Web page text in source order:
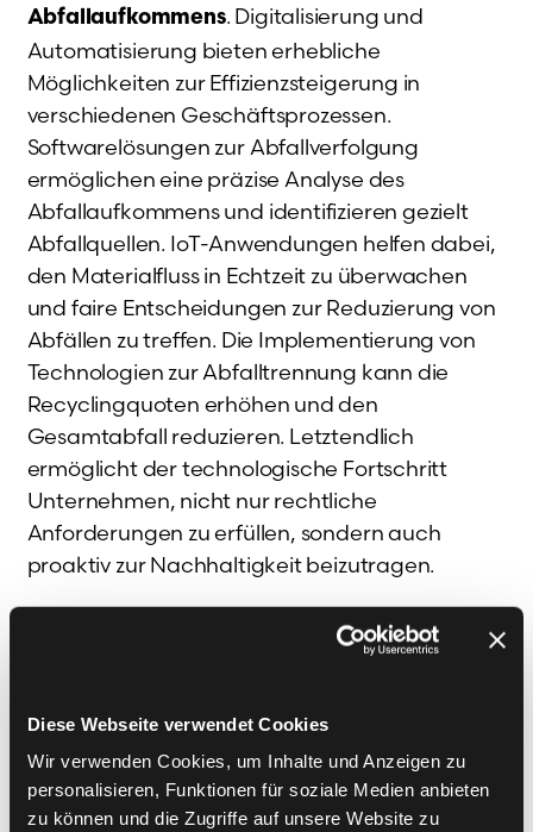
Diese Webseite verwendet Cookies
Wir verwenden Cookies, um Inhalte und Anzeigen zu
personalisieren, Funktionen für soziale Medien anbieten
zu können und die Zugriffe auf unsere Website zu
Abfallaufkommens. Digitalisierung und
Automatisierung bieten erhebliche
Möglichkeiten zur Effizienzsteigerung in
verschiedenen Geschäftsprozessen.
Softwarelösungen zur Abfallverfolgung
ermöglichen eine präzise Analyse des
Abfallaufkommens und identifizieren gezielt
Abfallquellen. IoT-Anwendungen helfen dabei,
den Materialfluss in Echtzeit zu überwachen
und faire Entscheidungen zur Reduzierung von
Abfällen zu treffen. Die Implementierung von
Technologien zur Abfalltrennung kann die
Recyclingquoten erhöhen und den
Gesamtabfall reduzieren. Letztendlich
ermöglicht der technologische Fortschritt
Unternehmen, nicht nur rechtliche
Anforderungen zu erfüllen, sondern auch
proaktiv zur Nachhaltigkeit beizutragen.
Ausblick auf zukünftige
Der Blick in die Zukunft zeigt, dass das
Abfallaufkommenweiterhin stark im Fokus
stehen wird. Wachsende